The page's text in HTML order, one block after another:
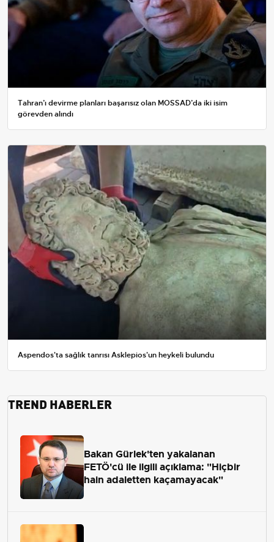
Tahran’ı devirme planları başarısız olan MOSSAD’da iki isim
görevden alındı
Aspendos'ta sağlık tanrısı Asklepios'un heykeli bulundu
TREND HABERLER
Bakan Gürlek'ten yakalanan
FETÖ'cü ile ilgili açıklama: "Hiçbir
hain adaletten kaçamayacak"